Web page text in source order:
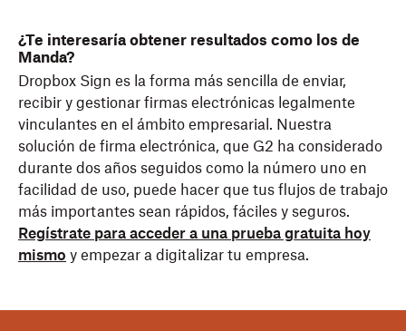
¿Te interesaría obtener resultados como los de
Manda?
Dropbox Sign es la forma más sencilla de enviar,
recibir y gestionar firmas electrónicas legalmente
vinculantes en el ámbito empresarial. Nuestra
solución de firma electrónica, que G2 ha considerado
durante dos años seguidos como la número uno en
facilidad de uso, puede hacer que tus flujos de trabajo
más importantes sean rápidos, fáciles y seguros.
Regístrate para acceder a una prueba gratuita hoy
mismo y empezar a digitalizar tu empresa.